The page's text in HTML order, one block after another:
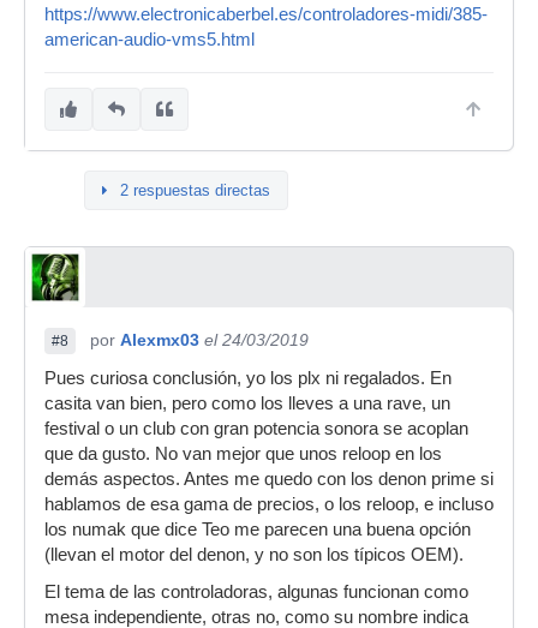
https://www.electronicaberbel.es/controladores-midi/385-
american-audio-vms5.html
2 respuestas directas
#8 por Alexmx03 el 24/03/2019
Pues curiosa conclusión, yo los plx ni regalados. En
casita van bien, pero como los lleves a una rave, un
festival o un club con gran potencia sonora se acoplan
que da gusto. No van mejor que unos reloop en los
demás aspectos. Antes me quedo con los denon prime si
hablamos de esa gama de precios, o los reloop, e incluso
los numak que dice Teo me parecen una buena opción
(llevan el motor del denon, y no son los típicos OEM).
El tema de las controladoras, algunas funcionan como
mesa independiente, otras no, como su nombre indica